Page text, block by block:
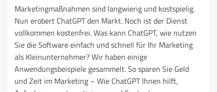
Marketingmaßnahmen sind langwierig und kostspielig.
Nun erobert ChatGPT den Markt. Noch ist der Dienst
vollkommen kostenfrei. Was kann ChatGPT, wie nutzen
Sie die Software einfach und schnell für Ihr Marketing
als Kleinunternehmer? Wir haben einige
Anwendungsbeispiele gesammelt. So sparen Sie Geld
und Zeit im Marketing – Wie ChatGPT Ihnen hilft,